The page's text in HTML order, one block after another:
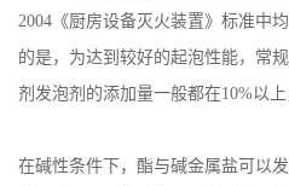
联
系
2004《厨房设备灭火装置》标准中
的是，为达到较好的起泡性能，常
剂发泡剂的添加量一般都在10%以
在碱性条件下，酯与碱金属盐可以发